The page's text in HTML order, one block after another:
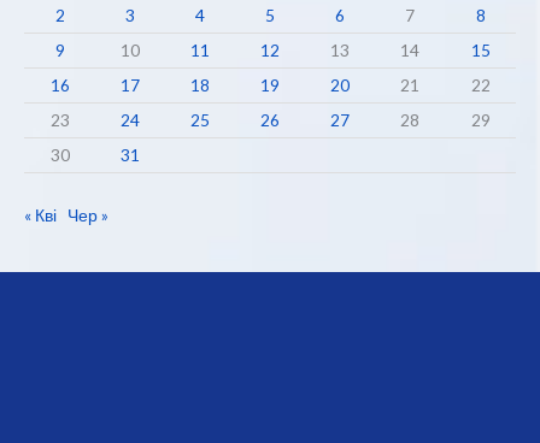
2
3 4 5 6 7
8
9
10 11 12 13 14
15
16
17 18 19 20 21
22
23
24 25 26 27 28
29
30
31
« Кві Чер »